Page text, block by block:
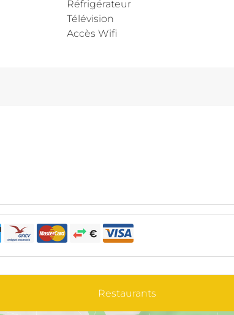
Réfrigérateur
Télévision
Accès Wifi
Restaurants